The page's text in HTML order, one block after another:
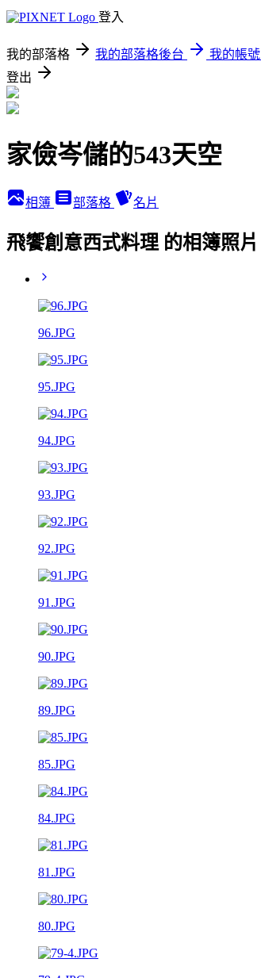
登入
我的部落格 我的部落格後台
我的帳號
登出
家儉岑儲的543天空
相簿 部落格 名片
飛饗創意西式料理 的相簿照片
96.JPG
95.JPG
94.JPG
93.JPG
92.JPG
91.JPG
90.JPG
89.JPG
85.JPG
84.JPG
81.JPG
80.JPG